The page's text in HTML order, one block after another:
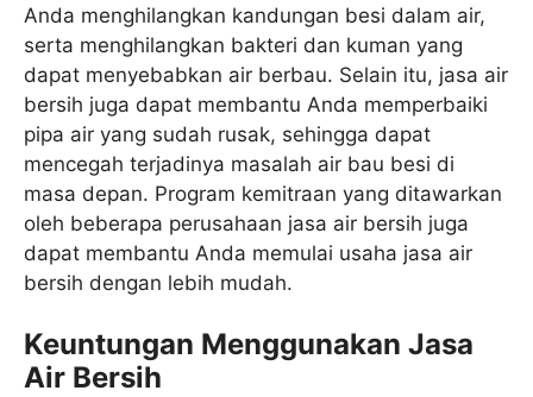
Anda menghilangkan kandungan besi dalam air,
serta menghilangkan bakteri dan kuman yang
dapat menyebabkan air berbau. Selain itu, jasa air
bersih juga dapat membantu Anda memperbaiki
pipa air yang sudah rusak, sehingga dapat
mencegah terjadinya masalah air bau besi di
masa depan. Program kemitraan yang ditawarkan
oleh beberapa perusahaan jasa air bersih juga
dapat membantu Anda memulai usaha jasa air
bersih dengan lebih mudah.
Keuntungan Menggunakan Jasa
Air Bersih